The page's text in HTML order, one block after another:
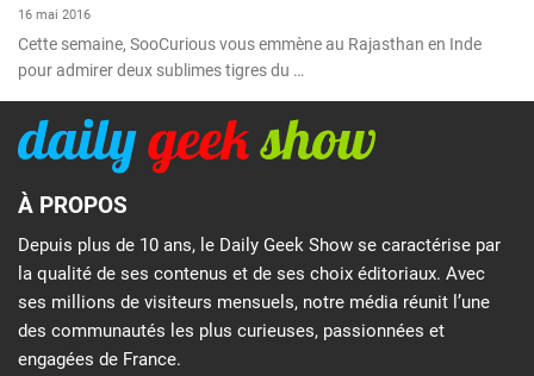
16 mai 2016
Cette semaine, SooCurious vous emmène au Rajasthan en Inde
pour admirer deux sublimes tigres du …
À PROPOS
Depuis plus de 10 ans, le Daily Geek Show se caractérise par
la qualité de ses contenus et de ses choix éditoriaux. Avec
ses millions de visiteurs mensuels, notre média réunit l’une
des communautés les plus curieuses, passionnées et
engagées de France.